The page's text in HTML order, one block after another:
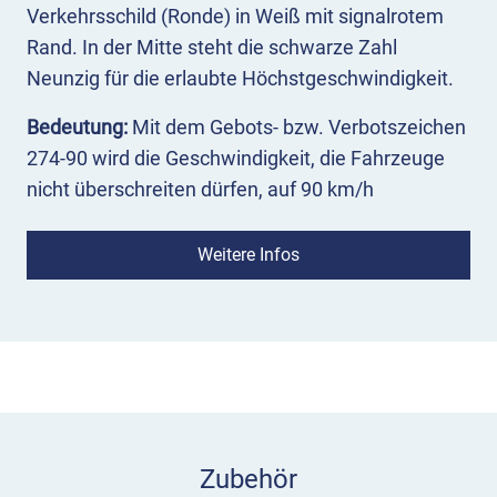
Verkehrsschild (Ronde) in Weiß mit signalrotem
Rand. In der Mitte steht die schwarze Zahl
Neunzig für die erlaubte Höchstgeschwindigkeit.
Bedeutung: Mit dem Gebots- bzw. Verbotszeichen
274-90 wird die Geschwindigkeit, die Fahrzeuge
nicht überschreiten dürfen, auf 90 km/h
Das Vorschriftzeichen 274-90 ordnet eine
Zusatzzeichen kombiniert werden. VZ 274-90 soll
Weitere Infos
Zubehör